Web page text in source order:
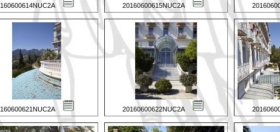
20160600615NUC2A
20160600622NUC2A